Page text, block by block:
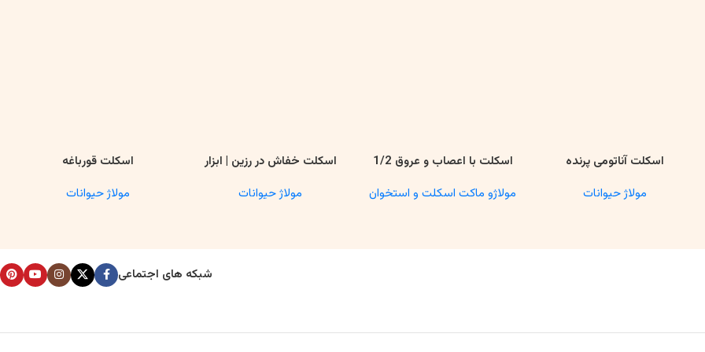
اطلاعات بیشتر
اسکلت آناتومی پرنده
مولاژ حیوانات
اطلاعات بیشتر
اسکلت با اعصاب و عروق 1/2
مولاژو ماکت اسکلت و استخوان
اطلاعات بیشتر
اسکلت خفاش در رزین | ابزار
مولاژ حیوانات
اطلاعات بیشتراسکلت قورباغه
مولاژ حیوانات
شبکه های اجتماعی